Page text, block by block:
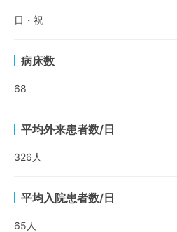
日・祝
病床数
68
平均外来患者数/日
326 人
平均入院患者数/日
65 人